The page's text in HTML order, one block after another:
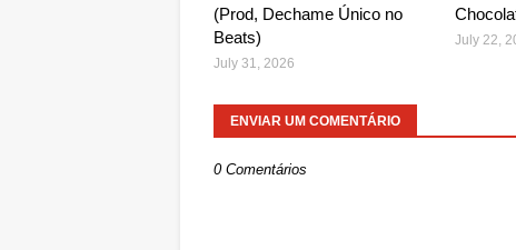
(Prod, Dechame Único no
Beats)
July 31, 2026
July 22,
ENVIAR UM COMENTÁRIO
0 Comentários